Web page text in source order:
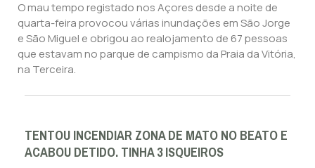
O mau tempo registado nos Açores desde a noite de
quarta-feira provocou várias inundações em São Jorge
e São Miguel e obrigou ao realojamento de 67 pessoas
que estavam no parque de campismo da Praia da Vitória,
na Terceira.
TENTOU INCENDIAR ZONA DE MATO NO BEATO E
ACABOU DETIDO. TINHA 3 ISQUEIROS